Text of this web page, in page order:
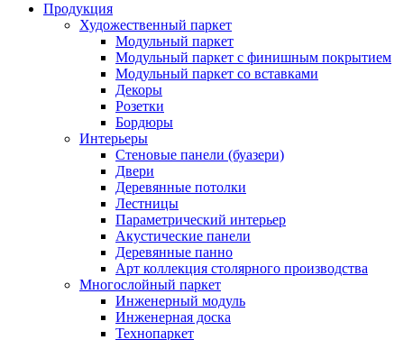
Продукция
Художественный паркет
Модульный паркет
Модульный паркет с финишным покрытием
Модульный паркет со вставками
Декоры
Розетки
Бордюры
Интерьеры
Стеновые панели (буазери)
Двери
Деревянные потолки
Лестницы
Параметрический интерьер
Акустические панели
Деревянные панно
Арт коллекция столярного производства
Многослойный паркет
Инженерный модуль
Инженерная доска
Технопаркет